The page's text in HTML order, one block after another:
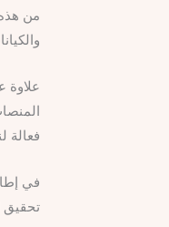
من
علاوة
فعالة
في
تحقيق